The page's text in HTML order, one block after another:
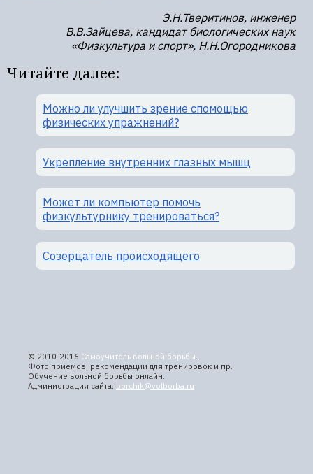
Э.Н.Тверитинов, инженер
В.В.Зайцева, кандидат биологических наук
«Физкультура и спорт», Н.Н.Огородникова
Читайте далее:
Можно ли улучшить зрение спомощью
физических упражнений?
Укрепление внутренних глазных мышц
Может ли компьютер помочь
физкультурнику тренироваться?
Созерцатель происходящего
© 2010-2016 Самоучитель вольной борьбы.
Фото приемов, рекомендации для тренировок и пр.
Обучение вольной борьбы онлайн.
Администрация сайта: borchik@volborba.ru